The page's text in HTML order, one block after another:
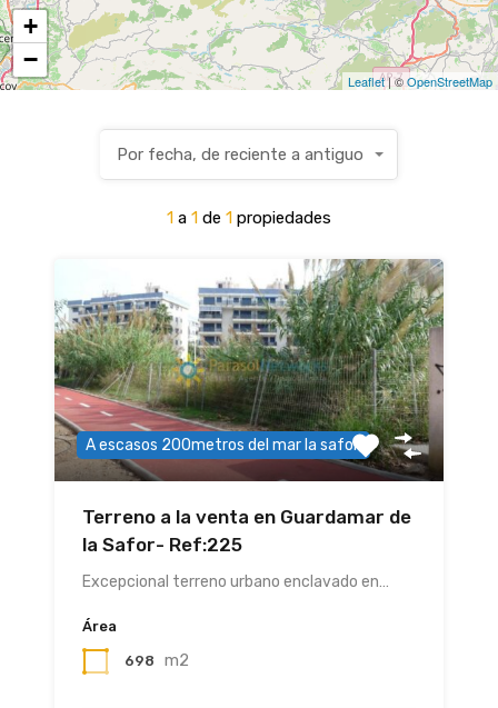
+
−
Leaflet| ©OpenStreetMap
1 a 1 de 1 propiedades
Por fecha, de reciente a antiguo
A escasos 200metros del mar la safor.
Terreno a la venta en Guardamar de
la Safor- Ref:225
Excepcional terreno urbano enclavado en…
Área
698 m2